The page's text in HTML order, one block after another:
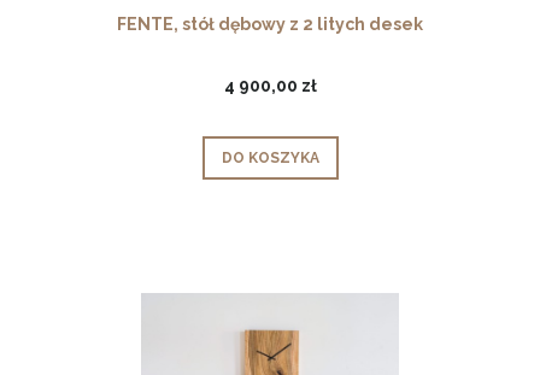
FENTE, stół dębowy z 2 litych desek
4 900,00 zł
DO KOSZYKA